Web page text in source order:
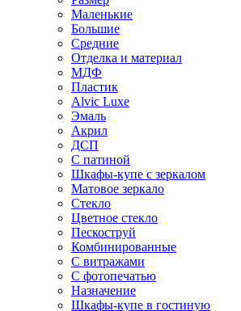
Маленькие
Большие
Средние
Отделка и материал
МДФ
Пластик
Alvic Luxe
Эмаль
Акрил
ДСП
С патиной
Шкафы-купе с зеркалом
Матовое зеркало
Стекло
Цветное стекло
Пескоструй
Комбинированные
С витражами
С фотопечатью
Назначение
Шкафы-купе в гостиную